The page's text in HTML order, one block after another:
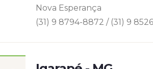
Nova Esperança
(31) 9 8794-8872 / (31) 9